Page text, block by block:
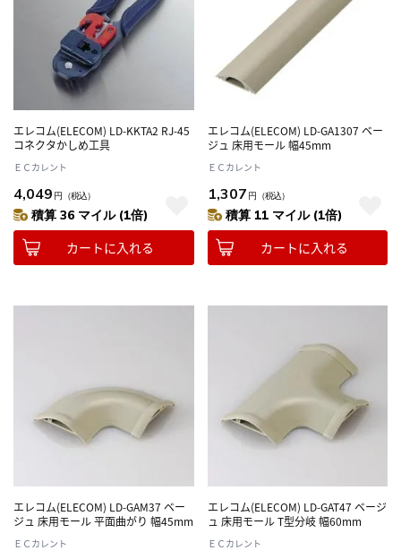
エレコム(ELECOM) LD-KKTA2 RJ-45
コネクタかしめ工具
ＥＣカレント
4,049 円 （税込）
積算 36 マイル (1倍)
カートに入れる
エレコム(ELECOM) LD-GA1307 ベー
ジュ 床用モール 幅45mm
ＥＣカレント
1,307 円 （税込）
積算 11 マイル (1倍)
カートに入れる
エレコム(ELECOM) LD-GAM37 ベー
ジュ 床用モール 平面曲がり 幅45mm
ＥＣカレント
エレコム(ELECOM) LD-GAT47 ベージ
ュ 床用モール T型分岐 幅60mm
ＥＣカレント